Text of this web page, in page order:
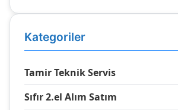
Kategoriler
Tamir Teknik Servis
Sıfır 2.el Alım Satım